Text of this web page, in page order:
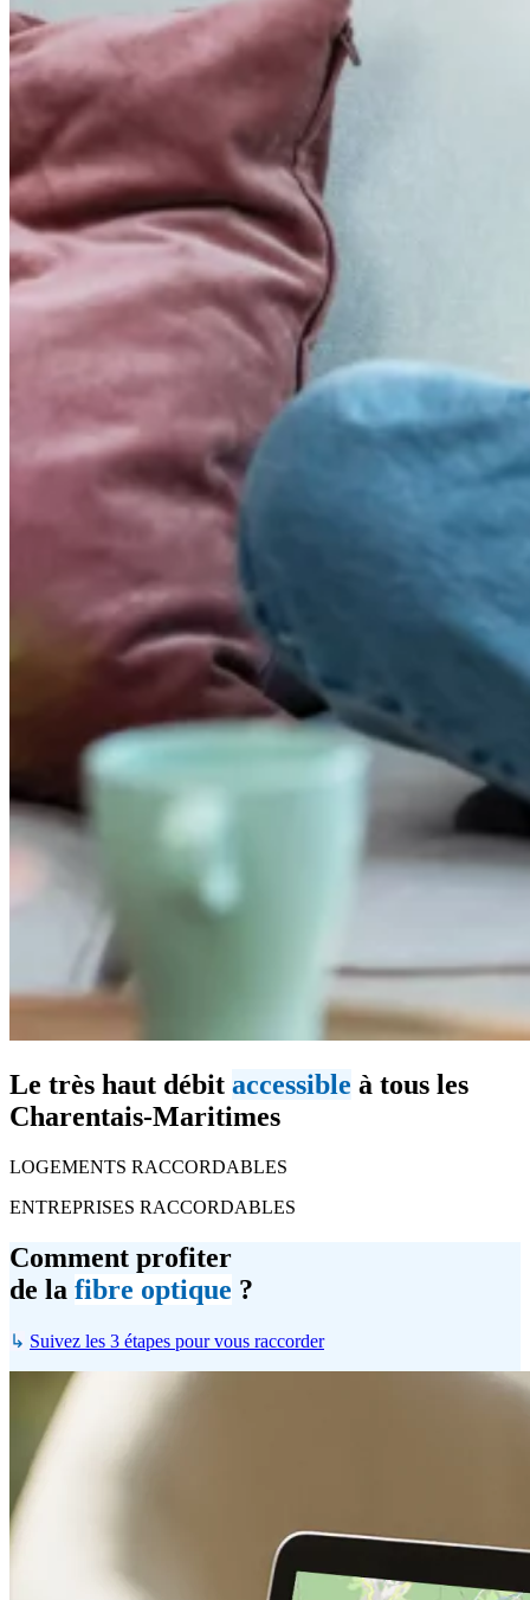
Le très haut débit accessible à tous les
Charentais-Maritimes
LOGEMENTS RACCORDABLES
ENTREPRISES RACCORDABLES
Comment profiter
de la fibre optique ?
↳ Suivez les 3 étapes pour vous raccorder